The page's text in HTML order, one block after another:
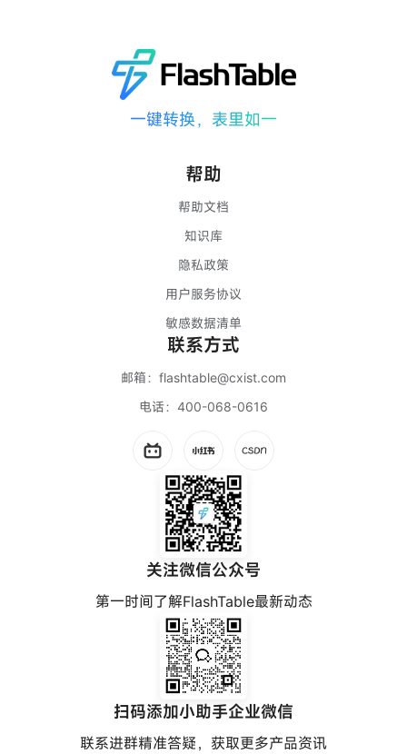
一键转换，表里如一
帮助
帮助文档
知识库
隐私政策
用户服务协议
敏感数据清单
联系方式
邮箱： flashtable@cxist.com
电话： 400-068-0616
关注微信公众号
第一时间了解FlashTable最新动态
扫码添加小助手企业微信
联系进群精准答疑，获取更多产品资讯